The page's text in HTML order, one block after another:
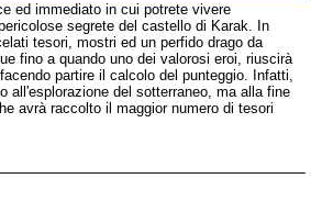
ed immediato in cui potrete vivere
segrete del castello di Karak. In
tesori, mostri ed un perfido drago da
fino a quando uno dei valorosi eroi, riuscirà
partire il calcolo del punteggio. Infatti,
all'esplorazione del sotterraneo, ma alla fine
avrà raccolto il maggior numero di tesori